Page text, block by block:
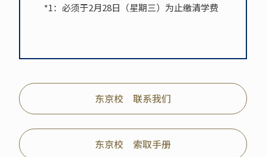
*1：必须于2月28日（星期三）为止缴清学费
东京校 联系我们
东京校 索取手册